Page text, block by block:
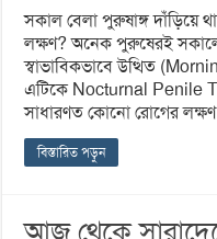
সকাল বেলা পুরুষাঙ্গ দাঁড়িয়ে
লক্ষণ? অনেক পুরুষেরই
স্বাভাবিকভাবে উত্থিত
এটিকে Nocturnal Penile
সাধারণত কোনো রোগের
বিস্তারিত পড়ুন
আজ থেকে